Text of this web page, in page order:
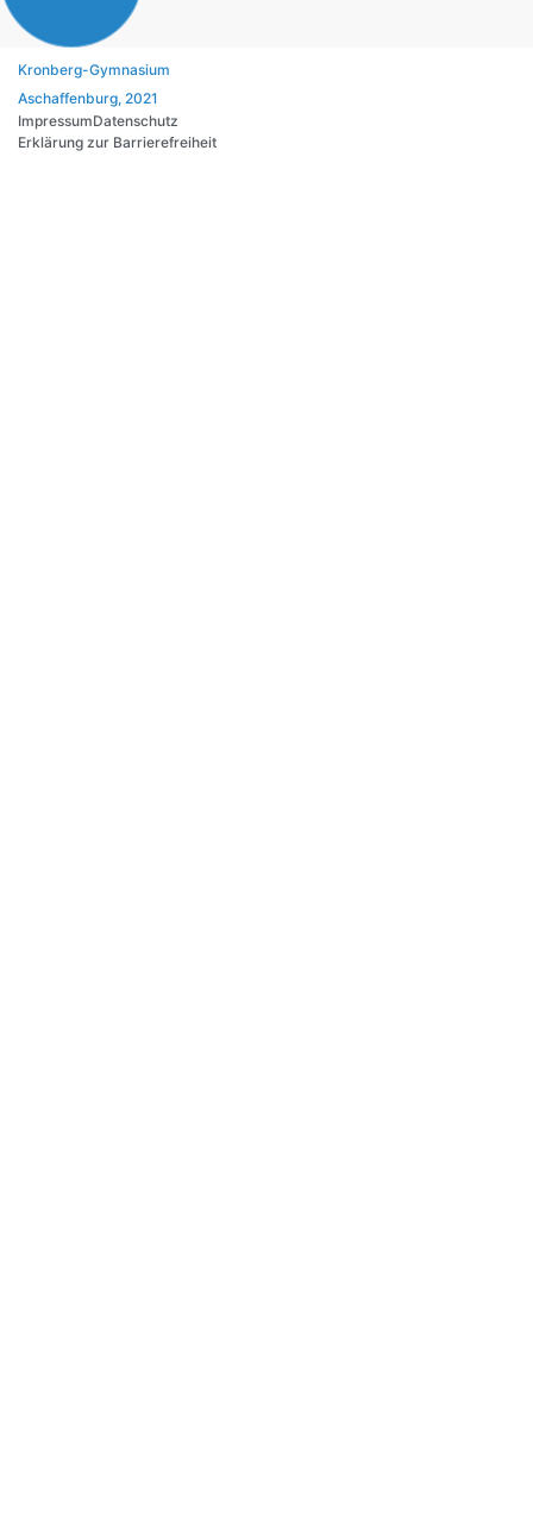
Kronberg-Gymnasium
Aschaffenburg, 2021
ImpressumDatenschutz
Erklärung zur Barrierefreiheit